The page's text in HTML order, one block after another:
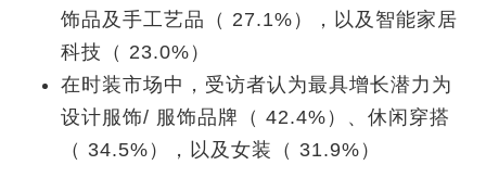
饰品及手工艺品（ 27.1%），以及智能家居
科技（ 23.0%）
在时装市场中，受访者认为最具增长潜力为
设计服饰/ 服饰品牌（ 42.4%）、休闲穿搭
（ 34.5%），以及女装（ 31.9%）